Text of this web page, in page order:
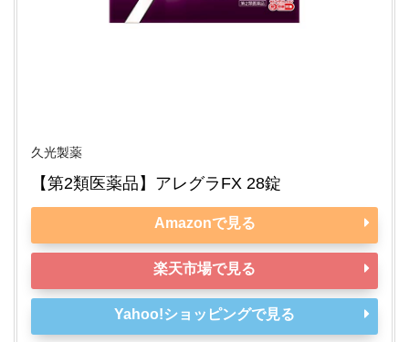
久光製薬
【第2類医薬品】アレグラFX 28錠
Amazonで見る
楽天市場で見る
Yahoo!ショッピングで見る